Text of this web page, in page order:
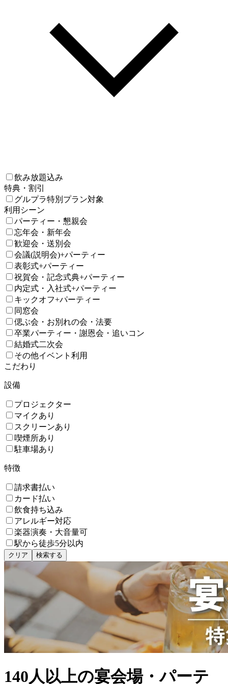
飲み放題込み
特典・割引
グルプラ特別プラン対象
利用シーン
パーティー・懇親会
忘年会・新年会
歓迎会・送別会
会議(説明会)+パーティー
表彰式+パーティー
祝賀会・記念式典+パーティー
内定式・入社式+パーティー
キックオフ+パーティー
同窓会
偲ぶ会・お別れの会・法要
卒業パーティー・謝恩会・追いコン
結婚式二次会
その他イベント利用
こだわり
設備
プロジェクター
マイクあり
スクリーンあり
喫煙所あり
駐車場あり
特徴
請求書払い
カード払い
飲食持ち込み
アレルギー対応
楽器演奏・大音量可
駅から徒歩5分以内
クリア 検索する
140人以上の宴会場・パーテ